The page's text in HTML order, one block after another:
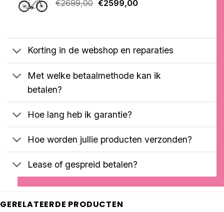
€2699,00 Oorspronkelijke
€2599,00Huidige
Korting in de webshop en reparaties
Met welke betaalmethode kan ik
betalen?
Hoe lang heb ik garantie?
Hoe worden jullie producten verzonden?
Lease of gespreid betalen?
GERELATEERDE PRODUCTEN